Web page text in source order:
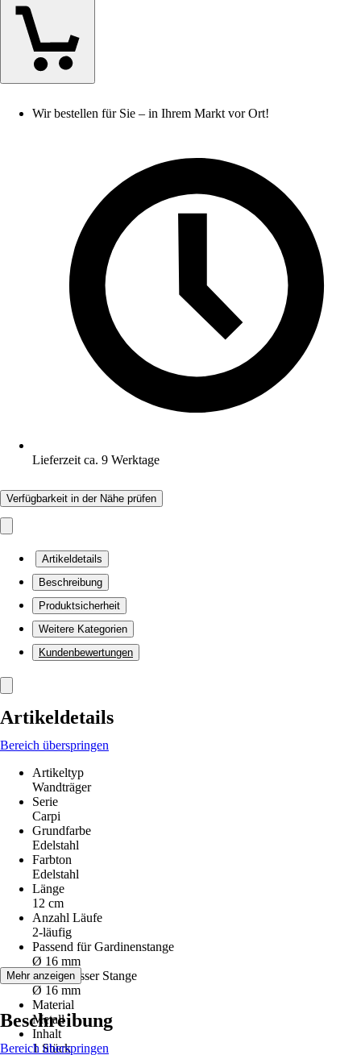
Wir bestellen für Sie – in Ihrem Markt vor Ort!
Lieferzeit ca. 9 Werktage
Verfügbarkeit in der Nähe prüfen
Artikeldetails
Beschreibung
Produktsicherheit
Weitere Kategorien
Kundenbewertungen
Artikeldetails
Bereich überspringen
Artikeltyp
Wandträger
Serie
Carpi
Grundfarbe
Edelstahl
Farbton
Edelstahl
Länge
12 cm
Anzahl Läufe
2-läufig
Passend für Gardinenstange
Ø 16 mm
Durchmesser Stange
Ø 16 mm
Material
Metall
Inhalt
1 Stück
Mehr anzeigen
Beschreibung
Bereich überspringen